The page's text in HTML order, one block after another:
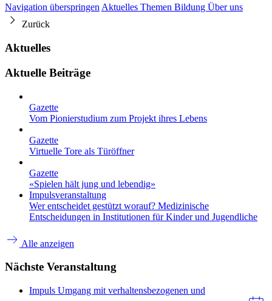
Navigation überspringen Aktuelles Themen Bildung Über uns
Zurück
Aktuelles
Aktuelle Beiträge
Gazette
Vom Pionierstudium zum Projekt ihres Lebens
Gazette
Virtuelle Tore als Türöffner
Gazette
«Spielen hält jung und lebendig»
Impulsveranstaltung
Wer entscheidet gestützt worauf? Medizinische
Entscheidungen in Institutionen für Kinder und Jugendliche
Alle anzeigen
Nächste Veranstaltung
Impuls Umgang mit verhaltensbezogenen und